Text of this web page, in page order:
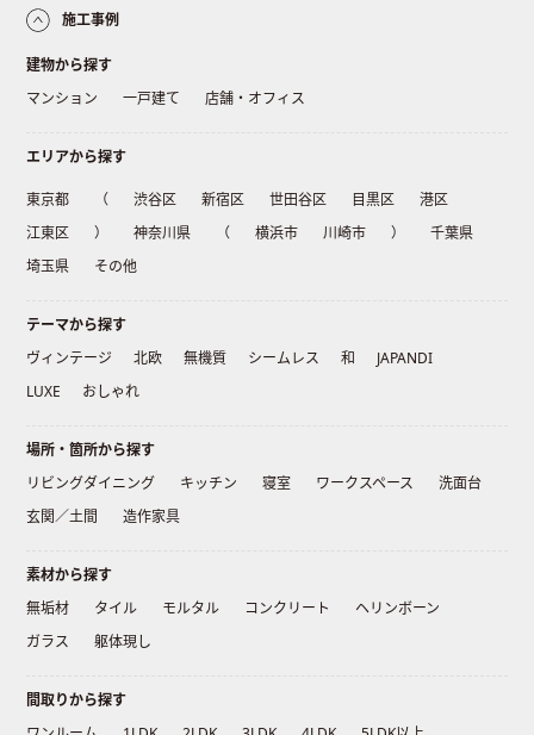
施工事例
建物から探す
マンション
一戸建て 店舗・オフィス
エリアから探す
東京都 （ 渋谷区 新宿区 世田谷区 目黒区
港区
江東区
） 神奈川県 （ 横浜市 川崎市 ）
千葉県
埼玉県
その他
テーマから探す
ヴィンテージ
北欧 無機質 シームレス 和
JAPANDI
LUXE
おしゃれ
場所・箇所から探す
リビングダイニング
キッチン 寝室 ワークスペース
洗面台
玄関／土間
造作家具
素材から探す
無垢材
タイル モルタル コンクリート
ヘリンボーン
ガラス
躯体現し
間取りから探す